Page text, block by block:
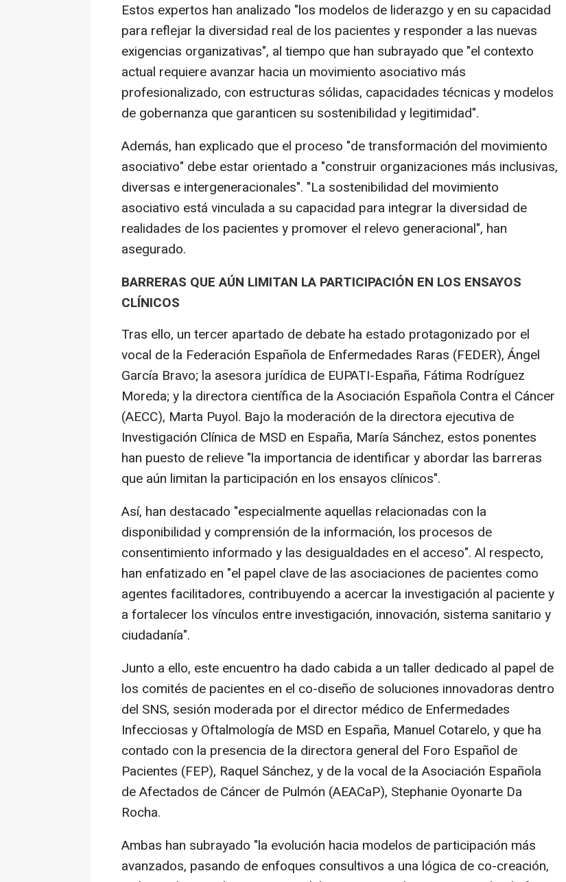
Estos expertos han analizado "los modelos de liderazgo y en su capacidad
para reflejar la diversidad real de los pacientes y responder a las nuevas
exigencias organizativas", al tiempo que han subrayado que "el contexto
actual requiere avanzar hacia un movimiento asociativo más
profesionalizado, con estructuras sólidas, capacidades técnicas y modelos
de gobernanza que garanticen su sostenibilidad y legitimidad".
Además, han explicado que el proceso "de transformación del movimiento
asociativo" debe estar orientado a "construir organizaciones más inclusivas,
diversas e intergeneracionales". "La sostenibilidad del movimiento
asociativo está vinculada a su capacidad para integrar la diversidad de
realidades de los pacientes y promover el relevo generacional", han
asegurado.
BARRERAS QUE AÚN LIMITAN LA PARTICIPACIÓN EN LOS ENSAYOS
CLÍNICOS
Tras ello, un tercer apartado de debate ha estado protagonizado por el
vocal de la Federación Española de Enfermedades Raras (FEDER), Ángel
García Bravo; la asesora jurídica de EUPATI-España, Fátima Rodríguez
Moreda; y la directora científica de la Asociación Española Contra el Cáncer
(AECC), Marta Puyol. Bajo la moderación de la directora ejecutiva de
Investigación Clínica de MSD en España, María Sánchez, estos ponentes
han puesto de relieve "la importancia de identificar y abordar las barreras
que aún limitan la participación en los ensayos clínicos".
Así, han destacado "especialmente aquellas relacionadas con la
disponibilidad y comprensión de la información, los procesos de
consentimiento informado y las desigualdades en el acceso". Al respecto,
han enfatizado en "el papel clave de las asociaciones de pacientes como
agentes facilitadores, contribuyendo a acercar la investigación al paciente y
a fortalecer los vínculos entre investigación, innovación, sistema sanitario y
ciudadanía".
Junto a ello, este encuentro ha dado cabida a un taller dedicado al papel de
los comités de pacientes en el co-diseño de soluciones innovadoras dentro
del SNS, sesión moderada por el director médico de Enfermedades
Infecciosas y Oftalmología de MSD en España, Manuel Cotarelo, y que ha
contado con la presencia de la directora general del Foro Español de
Pacientes (FEP), Raquel Sánchez, y de la vocal de la Asociación Española
de Afectados de Cáncer de Pulmón (AEACaP), Stephanie Oyonarte Da
Rocha.
Ambas han subrayado "la evolución hacia modelos de participación más
avanzados, pasando de enfoques consultivos a una lógica de co-creación,